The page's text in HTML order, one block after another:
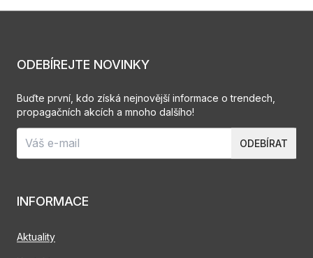
INFORMACE
Aktuality
ODEBÍREJTE NOVINKY
Buďte první, kdo získá nejnovější informace o trendech,
propagačních akcích a mnoho dalšího!
ODEBÍRAT